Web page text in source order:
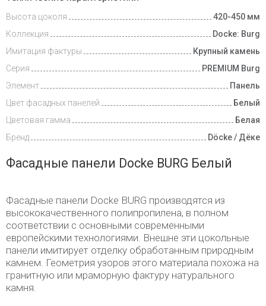
Высота цоколя
420-450 мм
Коллекция
Docke: Burg
Имитация фактуры
Крупный камень
Серия
PREMIUM Burg
Элемент
Панель
Цвет фасадных панелей
Белый
Цветовая гамма
Белая
Бренд
Döcke / Дёке
Фасадные панели Docke BURG Белый
Фасадные панели Docke BURG производятся из
высококачественного полипропилена, в полном
соответствии с основными современными
европейскими технологиями. Внешне эти цокольные
панели имитирует отделку обработанным природным
камнем. Геометрия узоров этого материала похожа на
гранитную или мраморную фактуру натурального
камня.